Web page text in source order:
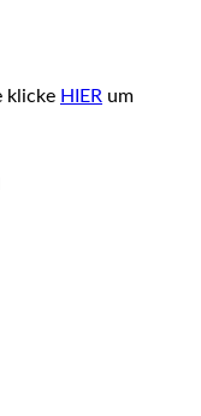
klicke HIER um